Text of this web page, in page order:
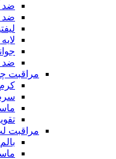
ضد
ضد
ضد
مراقبت
مراقبت